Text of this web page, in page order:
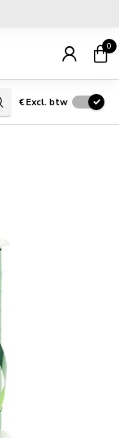
0
€Excl. btw